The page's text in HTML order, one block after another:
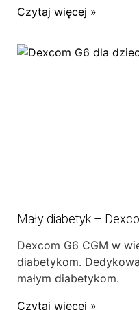
Czytaj więcej »
Mały diabetyk –
Dexcom G6 CGM w
diabetykom.
małym diabetykom.
Czytaj więcej »